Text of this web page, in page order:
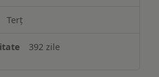
Terț
392 zile